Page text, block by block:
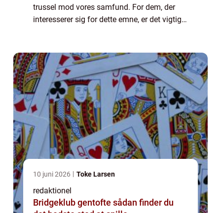
trussel mod vores samfund. For dem, der
interesserer sig for dette emne, er det vigtigt
10 juni 2026 Toke Larsen
redaktionel
Bridgeklub gentofte sådan finder du